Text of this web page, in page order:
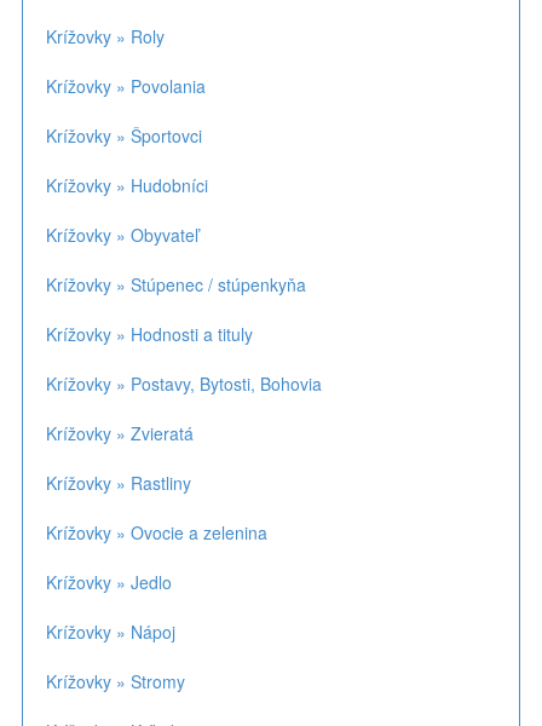
Krížovky » Roly
Krížovky » Povolania
Krížovky » Športovci
Krížovky » Hudobníci
Krížovky » Obyvateľ
Krížovky » Stúpenec / stúpenkyňa
Krížovky » Hodnosti a tituly
Krížovky » Postavy, Bytosti, Bohovia
Krížovky » Zvieratá
Krížovky » Rastliny
Krížovky » Ovocie a zelenina
Krížovky » Jedlo
Krížovky » Nápoj
Krížovky » Stromy